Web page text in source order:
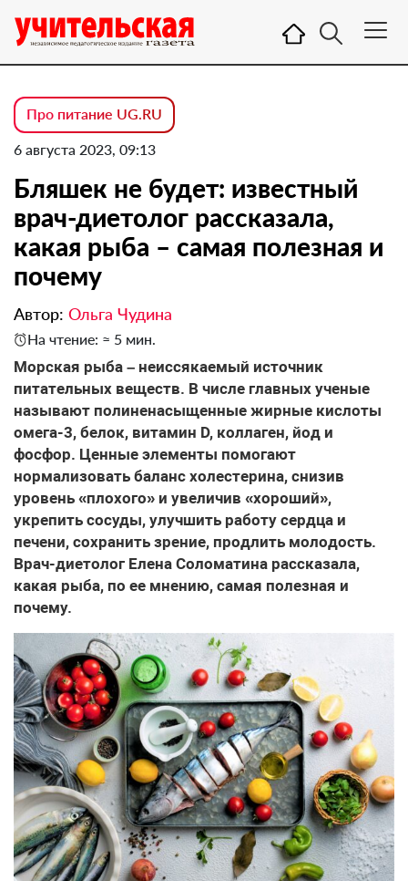
Про питание UG.RU
6 августа 2023, 09:13
Бляшек не будет: известный
врач-диетолог рассказала,
какая рыба – самая полезная и
почему
Автор: Ольга Чудина
На чтение: ≈ 5 мин.
Морская рыба – неиссякаемый источник
питательных веществ. В числе главных ученые
называют полиненасыщенные жирные кислоты
омега-3, белок, витамин D, коллаген, йод и
фосфор. Ценные элементы помогают
нормализовать баланс холестерина, снизив
уровень «плохого» и увеличив «хороший»,
укрепить сосуды, улучшить работу сердца и
печени, сохранить зрение, продлить молодость.
Врач-диетолог Елена Соломатина рассказала,
какая рыба, по ее мнению, самая полезная и
почему.